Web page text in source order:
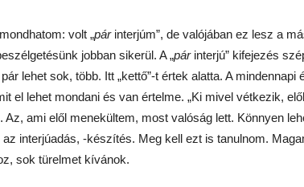
volt „párinterjúm”, de valójában ez lesz a
jobban sikerül. A „párinterjú” kifejezés
lehet sok, több. Itt „kettő”-t értek alatta. A
el lehet mondani és van értelme. „Ki mivel vétkezik,
Az, ami elől menekültem, most valóság lett. Könnyen
az interjúadás, -készítés. Meg kell ezt is tanulnom.
sok türelmet kívánok.